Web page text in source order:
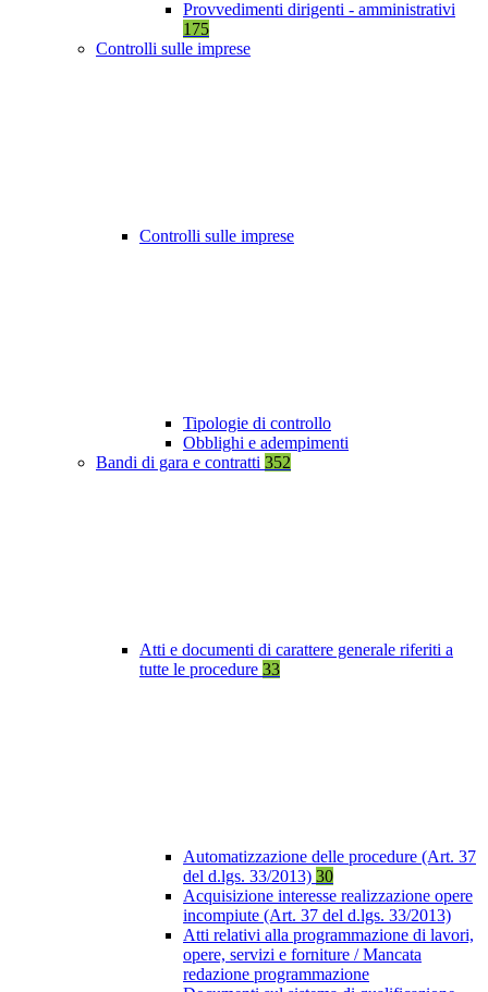
Provvedimenti dirigenti - amministrativi
175
Controlli sulle imprese
Controlli sulle imprese
Tipologie di controllo
Obblighi e adempimenti
Bandi di gara e contratti 352
Atti e documenti di carattere generale riferiti a
tutte le procedure 33
Automatizzazione delle procedure (Art. 37
del d.lgs. 33/2013) 30
Acquisizione interesse realizzazione opere
incompiute (Art. 37 del d.lgs. 33/2013)
Atti relativi alla programmazione di lavori,
opere, servizi e forniture / Mancata
redazione programmazione